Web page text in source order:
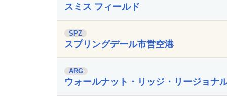
スミス フィールド
SPZ
スプリングデール市営空港
ARG
ウォールナット・リッジ・リージョナ